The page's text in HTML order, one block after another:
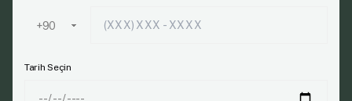
Tarih Seçin